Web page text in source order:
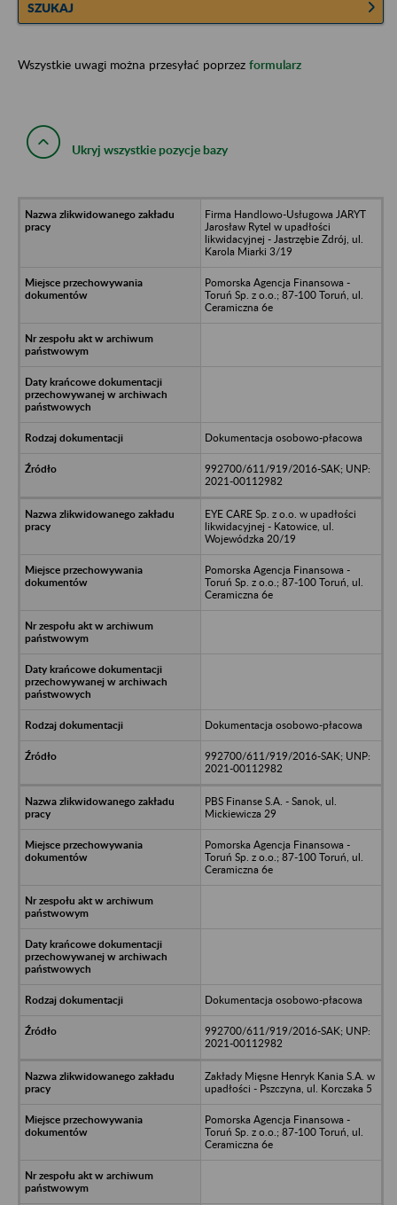
SZUKAJ
Wszystkie uwagi można przesyłać poprzez formularz
Ukryj wszystkie pozycje bazy
Firma Handlowo-Usługowa JARYT
Jarosław Rytel w upadłości
likwidacyjnej - Jastrzębie Zdrój, ul.
Karola Miarki 3/19
Pomorska Agencja Finansowa -
Toruń Sp. z o.o.; 87-100 Toruń, ul.
Ceramiczna 6e
Dokumentacja osobowo-płacowa
992700/611/919/2016-SAK; UNP:
2021-00112982
EYE CARE Sp. z o.o. w upadłości
likwidacyjnej - Katowice, ul.
Wojewódzka 20/19
Pomorska Agencja Finansowa -
Toruń Sp. z o.o.; 87-100 Toruń, ul.
Ceramiczna 6e
Dokumentacja osobowo-płacowa
992700/611/919/2016-SAK; UNP:
2021-00112982
PBS Finanse S.A. - Sanok, ul.
Mickiewicza 29
Pomorska Agencja Finansowa -
Toruń Sp. z o.o.; 87-100 Toruń, ul.
Ceramiczna 6e
Dokumentacja osobowo-płacowa
992700/611/919/2016-SAK; UNP:
2021-00112982
Zakłady Mięsne Henryk Kania S.A. w
upadłości - Pszczyna, ul. Korczaka 5
Pomorska Agencja Finansowa -
Toruń Sp. z o.o.; 87-100 Toruń, ul.
Ceramiczna 6e